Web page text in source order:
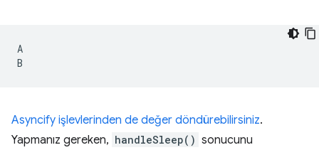
A
Asyncify işlevlerinden de değer döndürebilirsiniz.
Yapmanız gereken, handleSleep() sonucunu